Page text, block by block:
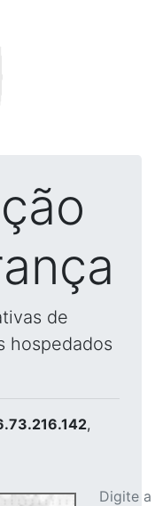
de
hospedados
,
Digite